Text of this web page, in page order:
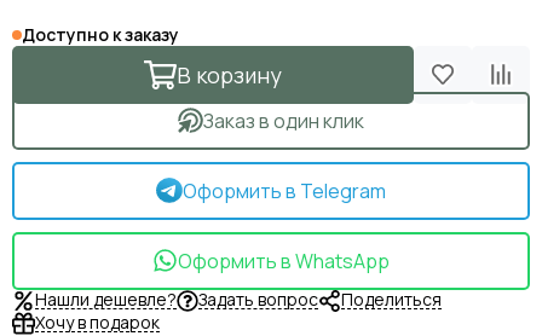
Доступно к заказу
В корзину
Заказ в один клик
Оформить в Telegram
Оформить в WhatsApp
Нашли дешевле? Задать вопрос
Поделиться
Хочу в подарок